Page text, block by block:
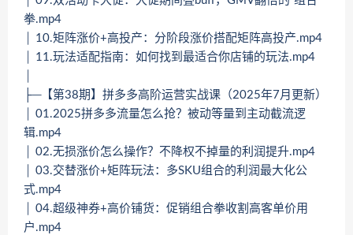
拳.mp4
│ 10.矩阵涨价+高投产：分阶段涨价搭配矩阵高投产.mp4
│ 11.玩法适配指南：如何找到最适合你店铺的玩法.mp4
├─【第38期】拼多多高阶运营实战课（2025年7月更新）
│ 01.2025拼多多流量怎么抢？被动等量到主动截流逻
辑.mp4
│ 02.无损涨价怎么操作？不降权不掉量的利润提升.mp4
│ 03.交替涨价+矩阵玩法：多SKU组合的利润最大化公
式.mp4
│ 04.超级神券+高价铺货：促销组合拳收割高客单价用
户.mp4